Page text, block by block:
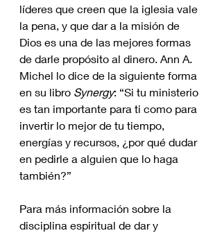
líderes que creen que la iglesia vale
la pena, y que dar a la misión de
Dios es una de las mejores formas
de darle propósito al dinero. Ann A.
Michel lo dice de la siguiente forma
en su libro Synergy: “Si tu ministerio
es tan importante para ti como para
invertir lo mejor de tu tiempo,
energías y recursos, ¿por qué dudar
en pedirle a alguien que lo haga
también?”
Para más información sobre la
disciplina espiritual de dar y